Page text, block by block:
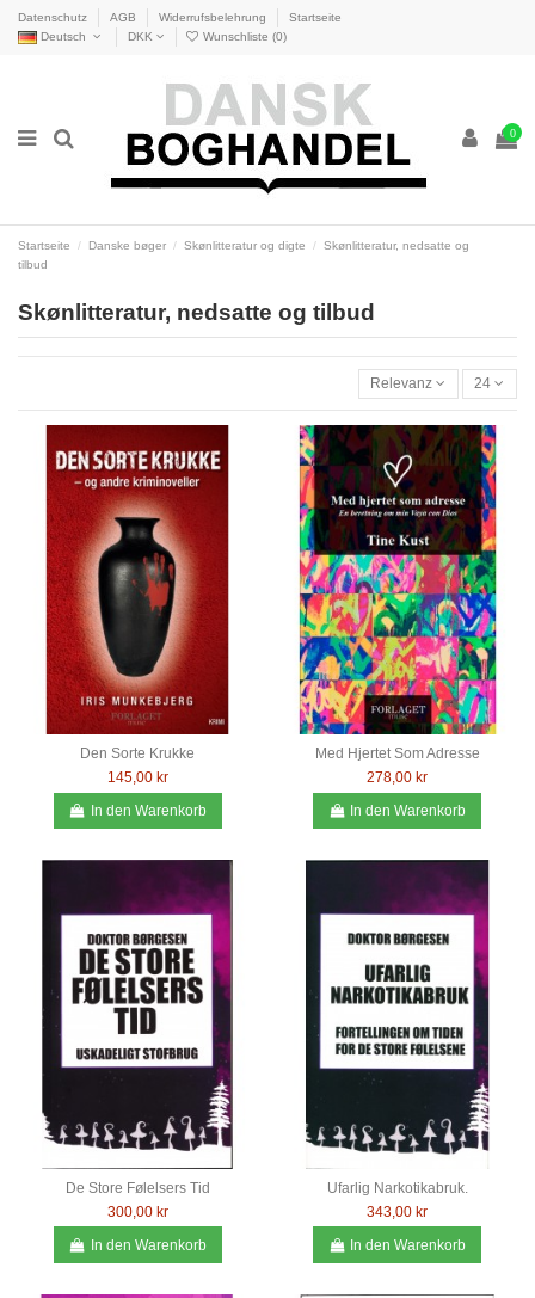
Datenschutz AGB Widerrufsbelehrung
Startseite
Deutsch
DKK Wunschliste (0)
0
Startseite Danske bøger Skønlitteratur og digte
Skønlitteratur, nedsatte og
tilbud
Skønlitteratur, nedsatte og tilbud
Relevanz 24
Den Sorte Krukke
145,00 kr
In den Warenkorb
Med Hjertet Som Adresse
278,00 kr
In den Warenkorb
De Store Følelsers Tid
300,00 kr
In den Warenkorb
Ufarlig Narkotikabruk.
343,00 kr
In den Warenkorb